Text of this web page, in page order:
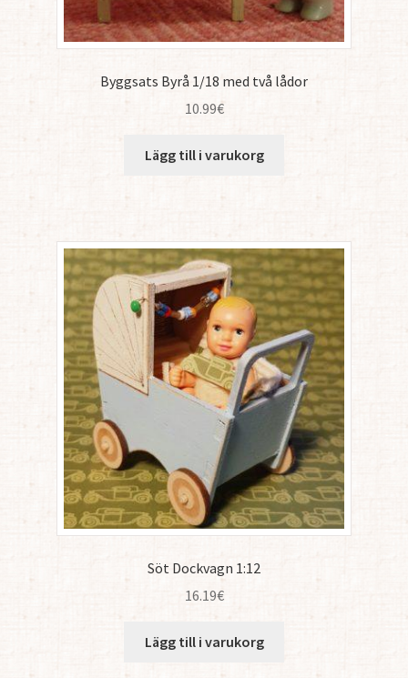
Byggsats Byrå 1/18 med två lådor
10.99€
Lägg till i varukorg
Söt Dockvagn 1:12
16.19€
Lägg till i varukorg